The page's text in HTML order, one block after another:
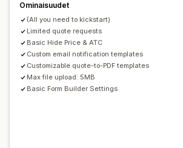
Ylläpitohälytykset
Automaattiset
Sähköpostimallit
Tarjouspäivitykset
Sähköposti-ilmoitukset
Ominaisuudet
(All you need to kickstart)
Limited quote requests
Basic Hide Price & ATC
Custom email notification templates
Customizable quote-to-PDF templates
Max file upload: 5MB
Basic Form Builder Settings